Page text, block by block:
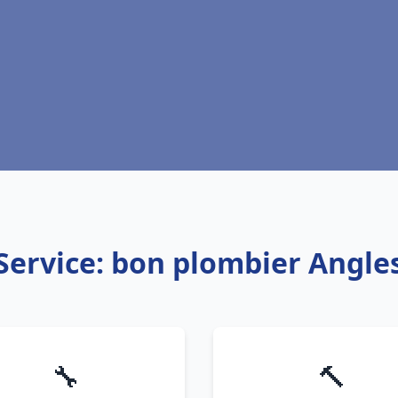
bon plombier
🔧 🔨